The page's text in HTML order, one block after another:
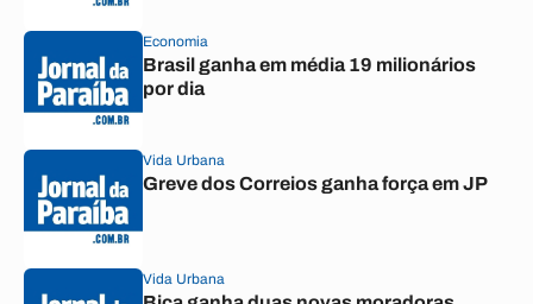
Economia
Brasil ganha em média 19 milionários
por dia
Vida Urbana
Greve dos Correios ganha força em JP
Vida Urbana